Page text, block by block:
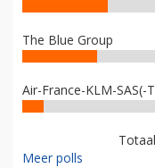
The Blue Group
Air-France-KLM-SAS(-
Meer polls